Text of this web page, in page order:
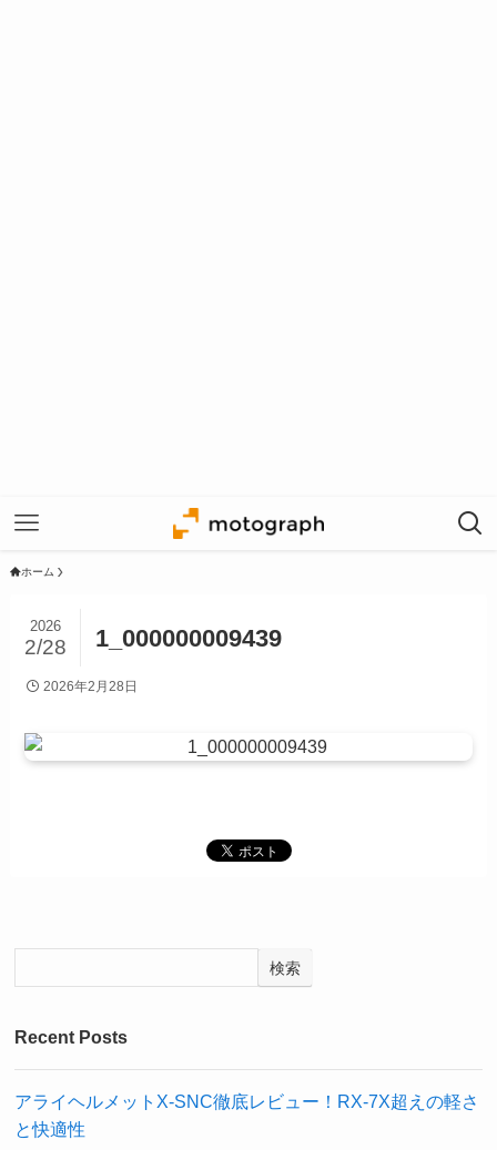
ホーム
1_000000009439
2026
2/28
2026年2月28日
検索
Recent Posts
アライヘルメットX-SNC徹底レビュー！RX-7X超えの軽さ
と快適性